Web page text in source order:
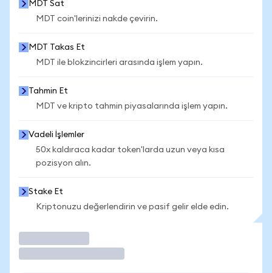
MDT Sat
MDT coin'lerinizi nakde çevirin.
MDT Takas Et
MDT ile blokzincirleri arasında işlem yapın.
Tahmin Et
MDT ve kripto tahmin piyasalarında işlem yapın.
Vadeli İşlemler
50x kaldıraca kadar token'larda uzun veya kısa
pozisyon alın.
Stake Et
Kriptonuzu değerlendirin ve pasif gelir elde edin.